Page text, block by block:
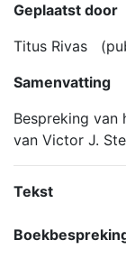
Geplaatst door
Titus Rivas
Samenvatting
Bespreking van
van Victor J.
Tekst